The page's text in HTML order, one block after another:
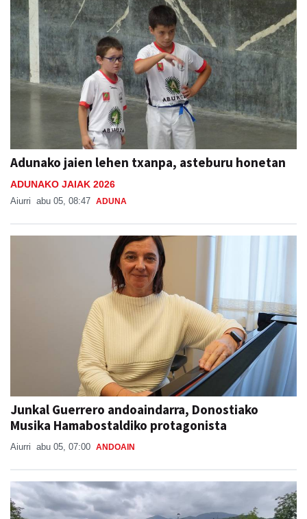
Adunako jaien lehen txanpa, asteburu honetan
ADUNAKO JAIAK 2026
Aiurri abu 05, 08:47 ADUNA
Junkal Guerrero andoaindarra, Donostiako
Musika Hamabostaldiko protagonista
Aiurri abu 05, 07:00 ANDOAIN